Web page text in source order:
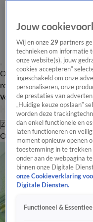
Overzicht Laatste nieuws
redactie
Volg Hart van Nederland
Zoeken
OverzichtRegio
Jouw
Wij en onze29 partners
technieken om informatie
onze website(s), jouw
cookies accepteren”
ingeschakeld om onze
personaliseren, onze
de prestaties van
„Huidige keuze opslaan”
worden deze
dan enkel functionele en
laten functioneren en
moment opnieuw openen
toestemming in te trekken
onder aan de webpagina
binnen onze Digitale
onze Cookieverklaring
Digitale Diensten.
Functioneel & Essentieel